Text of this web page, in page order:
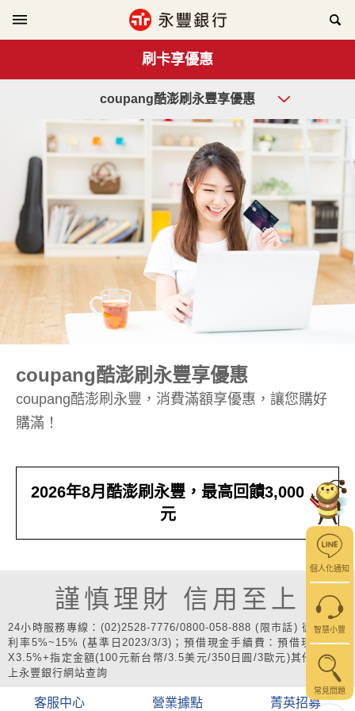
個人化通知
智慧小豐
常見問題
刷卡享優惠
coupang酷澎刷永豐享優惠
coupang酷澎刷永豐享優惠
coupang酷澎刷永豐，消費滿額享優惠，讓您購好
購滿！
2026年8月酷澎刷永豐，最高回饋3,000
元
謹慎理財 信用至上
24小時服務專線：(02)2528-7776/0800-058-888 (限市話) 循環信用
利率5%~15% (基準日2023/3/3)；預借現金手續費：預借現金金額
X3.5%+指定金額(100元新台幣/3.5美元/350日圓/3歐元)其他費用請
上永豐銀行網站查詢
客服中心 營業據點 菁英招募